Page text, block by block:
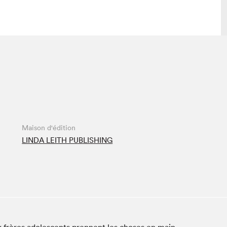
Salon
Politique de prévention du
harcèlement
Maison d'édition
LINDA LEITH PUBLISHING